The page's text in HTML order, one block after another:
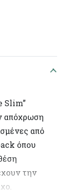
Slim”
απόχρωση
από
όπου
την